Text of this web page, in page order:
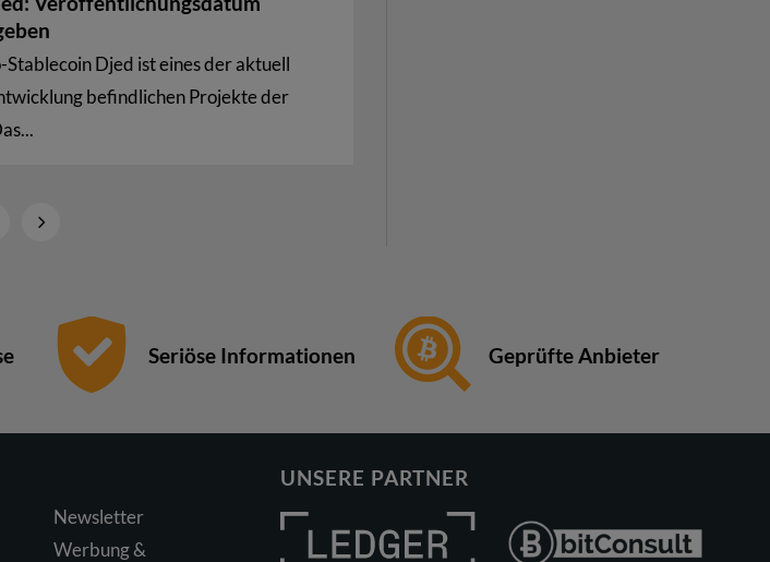
Djed ist eines der aktuell
befindlichen Projekte der
Seriöse Informationen Geprüfte Anbieter
Newsletter
Werbung &
UNSERE PARTNER